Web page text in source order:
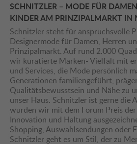
SCHNITZLER – MODE FÜR
KINDER AM PRINZIPALMARKT IN
Schnitzler steht für anspruchsvolle
Designermode für Damen, Herren
Prinzipalmarkt. Auf rund 2.000
wir kuratierte Marken- Vielfalt mit
und Services, die Mode persönlich
Generationen familiengeführt,
Qualitätsbewusstsein und Nähe zu
unser Haus. Schnitzler ist gerne die
wurden wir mit dem Forum Preis
Innovation und Haltung
Shopping, Auswahlsendungen oder
Schnitzler geht es um Stil, der zu